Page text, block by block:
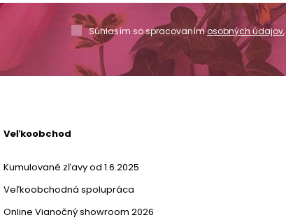
Súhlasím so spracovanímosobných údajov,
Veľkoobchod
Kumulované zľavy od 1.6.2025
Veľkoobchodná spolupráca
Online Vianočný showroom 2026